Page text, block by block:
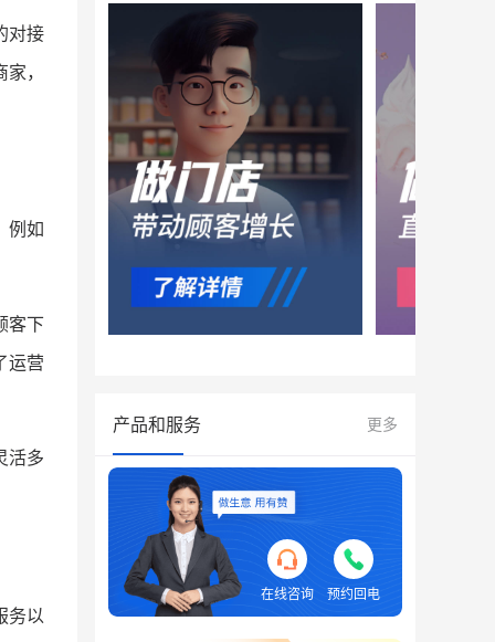
对接
，
例如
客下
运营
活多
务以
产品和服务 更多
在线咨询 预约回电